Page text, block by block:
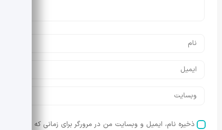
ذخیره نام، ایمیل و وبسایت من در مرورگر برای زمانی که